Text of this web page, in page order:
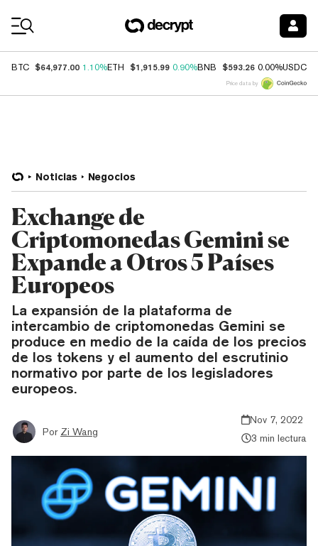
BTC $64,977.00 1.10%ETH $1,915.99 0.90%BNB $593.26 0.00%USDC
Price data by
Noticias Negocios
Exchange de
Criptomonedas Gemini se
Expande a Otros 5 Países
Europeos
La expansión de la plataforma de
intercambio de criptomonedas Gemini se
produce en medio de la caída de los precios
de los tokens y el aumento del escrutinio
normativo por parte de los legisladores
europeos.
Por Zi Wang
Nov 7, 2022
3 min lectura